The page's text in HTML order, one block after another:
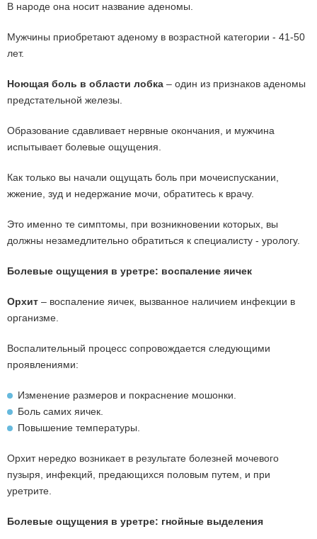
В народе она носит название аденомы.
Мужчины приобретают аденому в возрастной категории - 41-50
лет.
Ноющая боль в области лобка – один из признаков аденомы
предстательной железы.
Образование сдавливает нервные окончания, и мужчина
испытывает болевые ощущения.
Как только вы начали ощущать боль при мочеиспускании,
жжение, зуд и недержание мочи, обратитесь к врачу.
Это именно те симптомы, при возникновении которых, вы
должны незамедлительно обратиться к специалисту - урологу.
Болевые ощущения в уретре: воспаление яичек
Орхит – воспаление яичек, вызванное наличием инфекции в
организме.
Воспалительный процесс сопровождается следующими
проявлениями:
Изменение размеров и покраснение мошонки.
Боль самих яичек.
Повышение температуры.
Орхит нередко возникает в результате болезней мочевого
пузыря, инфекций, предающихся половым путем, и при
уретрите.
Болевые ощущения в уретре: гнойные выделения